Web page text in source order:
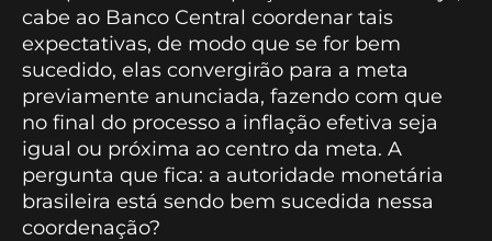
cabe ao Banco Central coordenar tais
expectativas, de modo que se for bem
sucedido, elas convergirão para a meta
previamente anunciada, fazendo com que
no final do processo a inflação efetiva seja
igual ou próxima ao centro da meta. A
pergunta que fica: a autoridade monetária
brasileira está sendo bem sucedida nessa
coordenação?